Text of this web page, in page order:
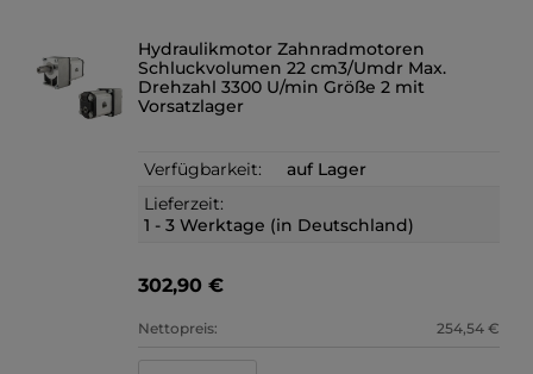
Hydraulikmotor Zahnradmotoren
Schluckvolumen 22 cm3/Umdr Max.
Drehzahl 3300 U/min Größe 2 mit
Vorsatzlager
Verfügbarkeit:
auf Lager
Lieferzeit:
1 - 3 Werktage (in Deutschland)
302,90 €
Nettopreis: 254,54 €